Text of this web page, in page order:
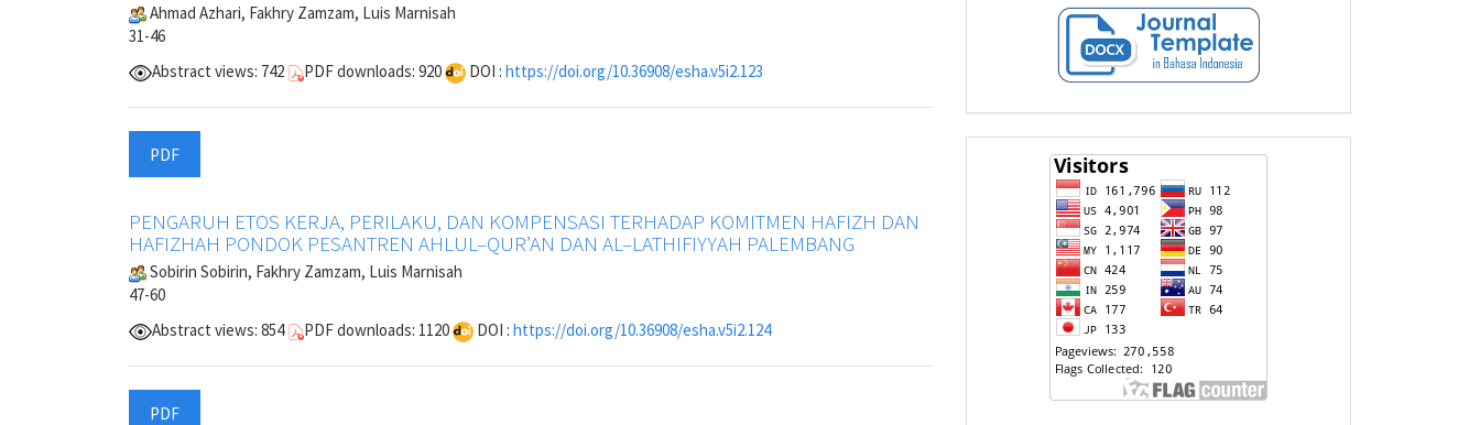
Ahmad Azhari, Fakhry Zamzam, Luis Marnisah
31-46
Abstract views: 742
PDF downloads: 920 DOI : https://doi.org/10.36908/esha.v5i2.123
PDF
PENGARUH ETOS KERJA, PERILAKU, DAN KOMPENSASI TERHADAP KOMITMEN HAFIZH DAN
HAFIZHAH PONDOK PESANTREN AHLUL–QUR’AN DAN AL–LATHIFIYYAH PALEMBANG
Sobirin Sobirin, Fakhry Zamzam, Luis Marnisah
47-60
Abstract views: 854
PDF downloads: 1120 DOI : https://doi.org/10.36908/esha.v5i2.124
PDF